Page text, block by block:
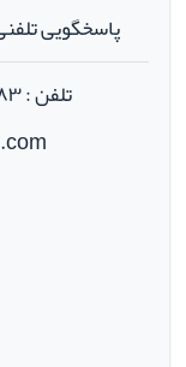
پاسخگویی تلفنی همه
تلفن : ۰۲۱۳۳۹۱۷۵۸۳ - ۰۲۱۳۳۹۱۴۴۳۴